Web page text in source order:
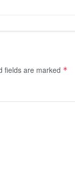
fields are marked *